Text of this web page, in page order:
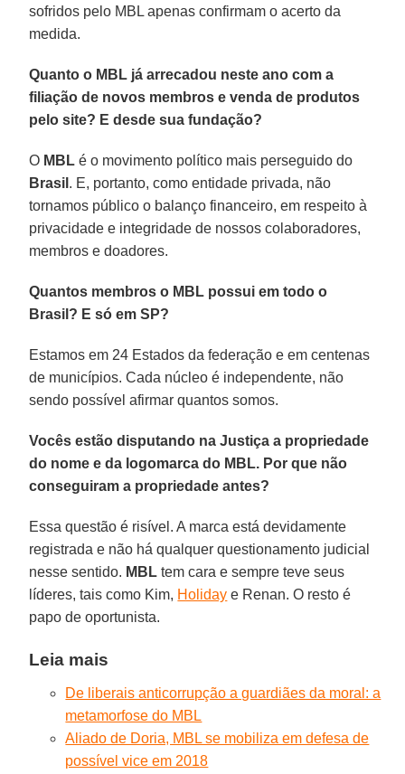
sofridos pelo MBL apenas confirmam o acerto da
medida.
Quanto o MBL já arrecadou neste ano com a
filiação de novos membros e venda de produtos
pelo site? E desde sua fundação?
O MBL é o movimento político mais perseguido do
Brasil . E, portanto, como entidade privada, não
tornamos público o balanço financeiro, em respeito à
privacidade e integridade de nossos colaboradores,
membros e doadores.
Quantos membros o MBL possui em todo o
Brasil? E só em SP?
Estamos em 24 Estados da federação e em centenas
de municípios. Cada núcleo é independente, não
sendo possível afirmar quantos somos.
Vocês estão disputando na Justiça a propriedade
do nome e da logomarca do MBL. Por que não
conseguiram a propriedade antes?
Essa questão é risível. A marca está devidamente
registrada e não há qualquer questionamento judicial
nesse sentido. MBL tem cara e sempre teve seus
líderes, tais como Kim, Holiday e Renan. O resto é
papo de oportunista.
Leia mais
De liberais anticorrupção a guardiães da moral: a
metamorfose do MBL
Aliado de Doria, MBL se mobiliza em defesa de
possível vice em 2018